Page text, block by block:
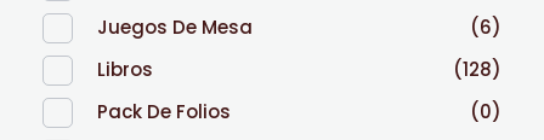
Juegos De Mesa
(6)
Libros
(128)
Pack De Folios
(0)